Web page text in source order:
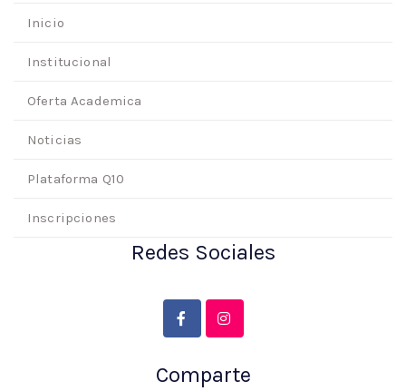
Inicio
Institucional
Oferta Academica
Noticias
Plataforma Q10
Inscripciones
Redes Sociales
Comparte